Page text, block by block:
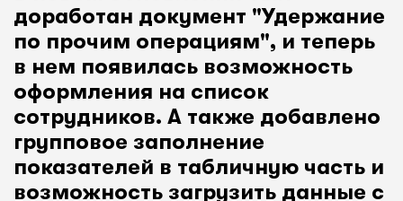
доработан документ "Удержание
по прочим операциям", и теперь
в нем появилась возможность
оформления на список
сотрудников. А также добавлено
групповое заполнение
показателей в табличную часть и
возможность загрузить данные с